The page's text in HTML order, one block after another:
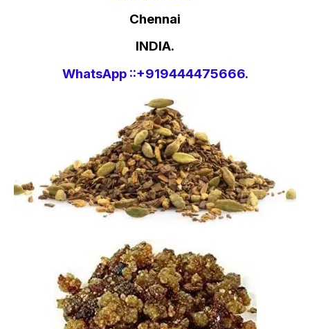
Chennai
INDIA.
WhatsApp ::+919444475666.